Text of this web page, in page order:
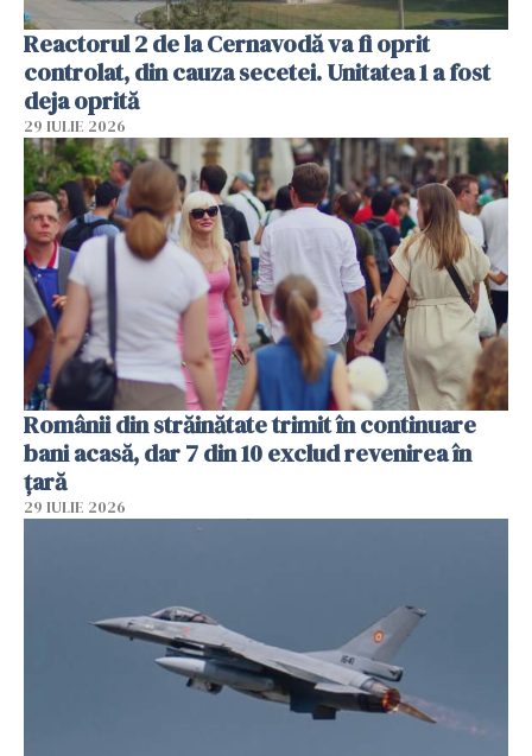
Reactorul 2 de la Cernavodă va fi oprit
controlat, din cauza secetei. Unitatea 1 a fost
deja oprită
29 IULIE 2026
Românii din străinătate trimit în continuare
bani acasă, dar 7 din 10 exclud revenirea în
țară
29 IULIE 2026